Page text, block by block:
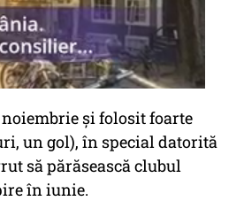
şi folosit foarte
un gol), în special datorită
să părăsească clubul
în iunie.